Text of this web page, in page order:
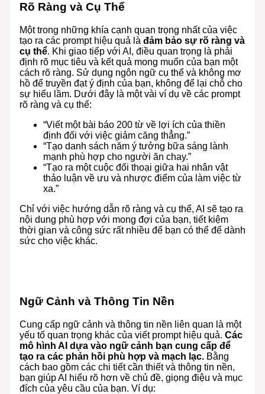
Rõ Ràng và Cụ Thể
Một trong những khía cạnh quan trọng nhất của việc
tạo ra các prompt hiệu quả là đảm bảo sự rõ ràng và
cụ thể. Khi giao tiếp với AI, điều quan trọng là phải
định rõ mục tiêu và kết quả mong muốn của bạn một
cách rõ ràng. Sử dụng ngôn ngữ cụ thể và không mơ
hồ để truyền đạt ý định của bạn, không để lại chỗ cho
sự hiểu lầm. Dưới đây là một vài ví dụ về các prompt
rõ ràng và cụ thể:
“Viết một bài báo 200 từ về lợi ích của thiền
định đối với việc giảm căng thẳng.”
“Tạo danh sách năm ý tưởng bữa sáng lành
mạnh phù hợp cho người ăn chay.”
“Tạo ra một cuộc đối thoại giữa hai nhân vật
thảo luận về ưu và nhược điểm của làm việc từ
xa.”
Chỉ với việc hướng dẫn rõ ràng và cụ thể, AI sẽ tạo ra
nội dung phù hợp với mong đợi của bạn, tiết kiệm
thời gian và công sức rất nhiều để bạn có thể để dành
sức cho việc khác.
Ngữ Cảnh và Thông Tin Nền
Cung cấp ngữ cảnh và thông tin nền liên quan là một
yếu tố quan trọng khác của viết prompt hiệu quả. Các
mô hình AI dựa vào ngữ cảnh bạn cung cấp để
tạo ra các phản hồi phù hợp và mạch lạc.Bằng
cách bao gồm các chi tiết cần thiết và thông tin nền,
bạn giúp AI hiểu rõ hơn về chủ đề, giọng điệu và mục
đích của yêu cầu của bạn. Ví dụ: